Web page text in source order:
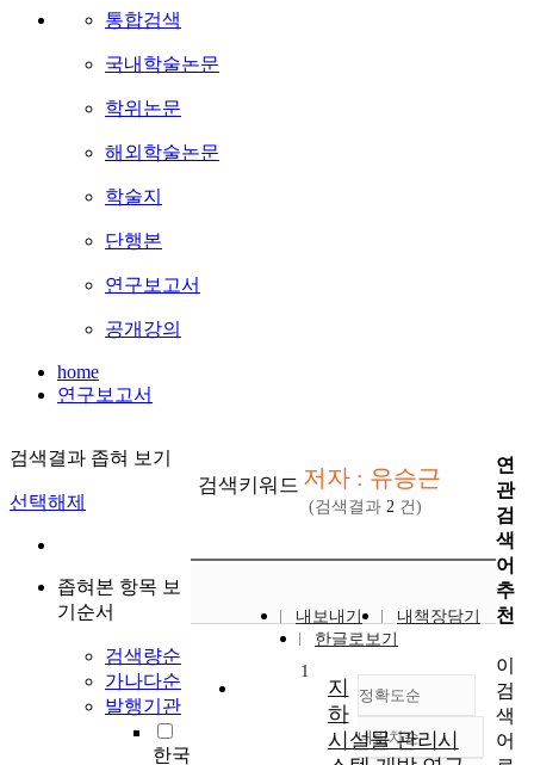
통합검색
국내학술논문
학위논문
해외학술논문
학술지
단행본
연구보고서
공개강의
home
연구보고서
검색결과 좁혀 보기
선택해제
좁혀본 항목 보
기순서
검색량순
가나다순
발행기관
한국
검색키워드 저자 : 유승근
(검색결과 2 건)
내보내기
내책장담기
한글로보기
정확도순
정확도
내림차순
1
지
하
시설물 관리시
연
관
검
색
어
추
천
이
검
색
어